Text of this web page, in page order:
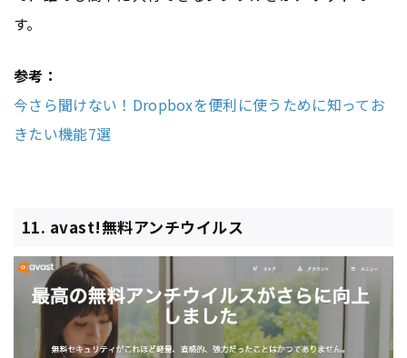
す。
参考：
今さら聞けない！Dropboxを便利に使うために知ってお
きたい機能7選
11. avast!無料アンチウイルス